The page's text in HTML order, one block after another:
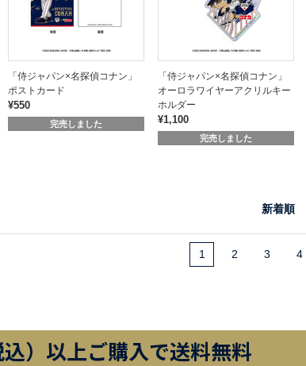
「侍ジャパン×名探偵コナン」
ポストカード
¥550
完売しました
「侍ジャパン×名探偵コナン」
オーロラワイヤーアクリルキー
ホルダー
¥1,100
完売しました
新着順
1 2 3 4
）以上ご購入で送料無料